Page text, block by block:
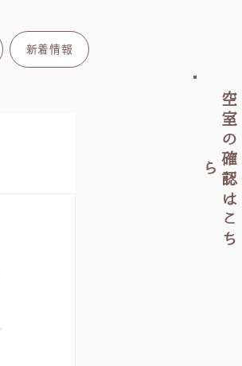
空
室
の
確
認
は
こ
ち
ら
新着情報